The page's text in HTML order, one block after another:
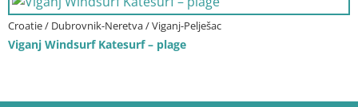
Croatie / Dubrovnik-Neretva / Viganj-Pelješac
Viganj Windsurf Katesurf – plage